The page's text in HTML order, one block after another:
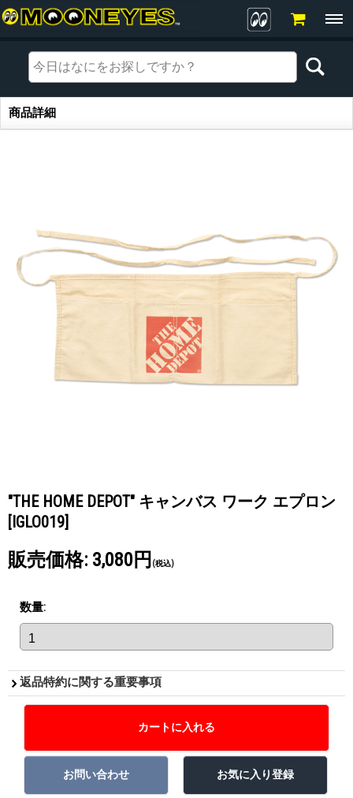
商品詳細
商品詳細
"THE HOME DEPOT" キャンバス ワーク エプロン
[IGLO019]
販売価格: 3,080円 (税込)
数量:
返品特約に関する重要事項